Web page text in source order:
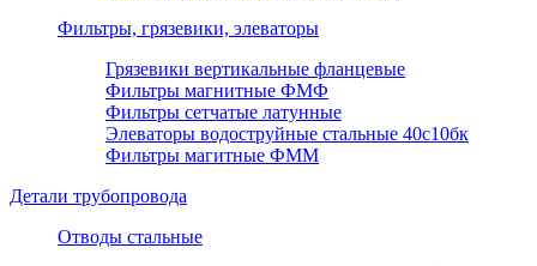
Фильтры, грязевики, элеваторы
Грязевики вертикальные фланцевые
Фильтры магнитные ФМФ
Фильтры сетчатые латунные
Элеваторы водоструйные стальные 40с10бк
Фильтры магитные ФММ
Детали трубопровода
Отводы стальные